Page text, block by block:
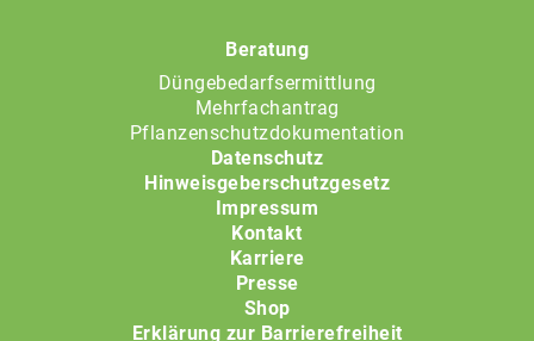
Beratung
Düngebedarfsermittlung
Mehrfachantrag
Pflanzenschutzdokumentation
Datenschutz
Hinweisgeberschutzgesetz
Impressum
Kontakt
Karriere
Presse
Shop
Erklärung zur Barrierefreiheit